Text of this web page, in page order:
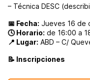
– Técnica DESC
📅 Fecha: Jueves 16 de
🕓 Horario: de 16:00 a
📍 Lugar: ABD – C/
📝 Inscripciones